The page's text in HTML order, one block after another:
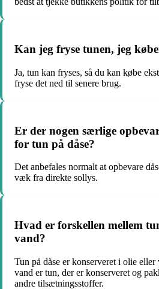
Kan jeg fryse tunen, jeg
Ja, tun kan fryses, så du kan købe
fryse det ned til senere brug.
Er der nogen særlige
for tun på dåse?
Det anbefales normalt at opbevare
væk fra direkte sollys.
Hvad er forskellen mellem
vand?
Tun på dåse er konserveret i olie
vand er tun, der er konserveret og
andre tilsætningsstoffer.